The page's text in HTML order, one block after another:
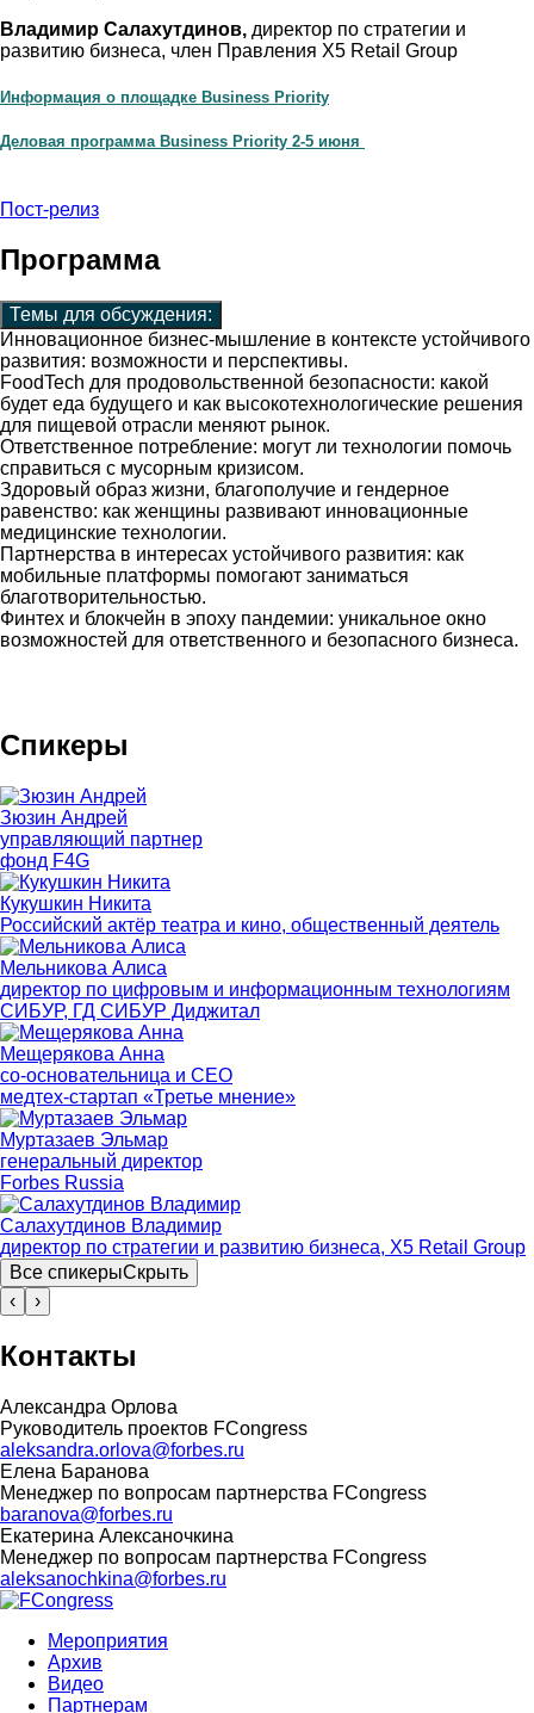
Владимир Салахутдинов, директор по стратегии и
развитию бизнеса, член Правления Х5 Retail Group
Информация о площадке Business Priority
Деловая программа Business Priority 2-5 июня
Пост-релиз
Программа
Темы для обсуждения:
Инновационное бизнес-мышление в контексте устойчивого
развития: возможности и перспективы.
FoodTech для продовольственной безопасности: какой
будет еда будущего и как высокотехнологические решения
для пищевой отрасли меняют рынок.
Ответственное потребление: могут ли технологии помочь
справиться с мусорным кризисом.
Здоровый образ жизни, благополучие и гендерное
равенство: как женщины развивают инновационные
медицинские технологии.
Партнерства в интересах устойчивого развития: как
мобильные платформы помогают заниматься
благотворительностью.
Финтех и блокчейн в эпоху пандемии: уникальное окно
возможностей для ответственного и безопасного бизнеса.
Спикеры
Зюзин Андрей
управляющий партнер
фонд F4G
Кукушкин Никита
Российский актёр театра и кино, общественный деятель
Мельникова Алиса
директор по цифровым и информационным технологиям
СИБУР, ГД СИБУР Диджитал
Мещерякова Анна
со-основательница и СЕО
медтех-стартап «Третье мнение»
Муртазаев Эльмар
генеральный директор
Forbes Russia
Салахутдинов Владимир
директор по стратегии и развитию бизнеса, X5 Retail Group
Все спикерыСкрыть
‹
›
Контакты
Александра Орлова
Руководитель проектов FCongress
aleksandra.orlova@forbes.ru
Елена Баранова
Менеджер по вопросам партнерства FCongress
baranova@forbes.ru
Екатерина Алексаночкина
Менеджер по вопросам партнерства FCongress
aleksanochkina@forbes.ru
Мероприятия
Архив
Видео
Партнерам